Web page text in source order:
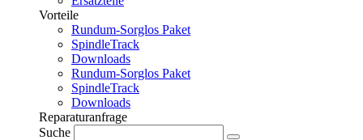
Vorteile
Rundum-Sorglos Paket
SpindleTrack
Downloads
Rundum-Sorglos Paket
SpindleTrack
Downloads
Reparaturanfrage
Suche